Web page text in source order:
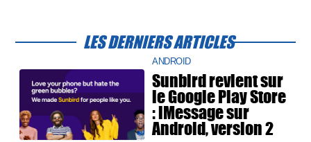
LES DERNIERS ARTICLES
ANDROID
Sunbird revient sur
le Google Play Store
: iMessage sur
Android, version 2